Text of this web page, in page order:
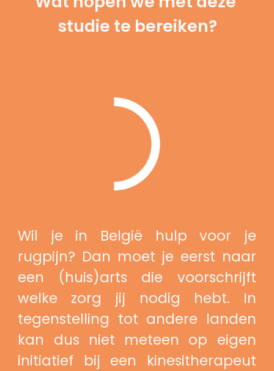
studie te bereiken?
Wil je in België hulp voor je
rugpijn? Dan moet je eerst naar
een (huis)arts die voorschrijft
welke zorg jij nodig hebt. In
tegenstelling tot andere landen
kan dus niet meteen op eigen
initiatief bij een kinesitherapeut